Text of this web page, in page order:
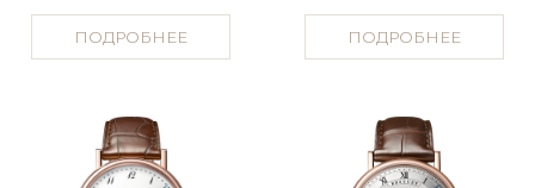
ПОДРОБНЕЕ ПОДРОБНЕЕ